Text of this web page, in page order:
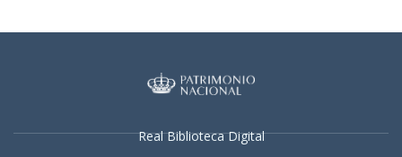
Real Biblioteca Digital